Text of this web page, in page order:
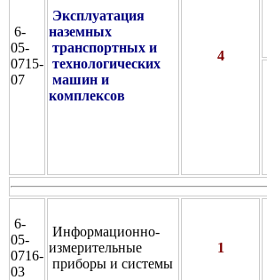
6-
05-
0715-
07
Эксплуатация
наземных
транспортных и
технологических
машин и
комплексов
4
6-
05-
0716-
03
Информационно-
измерительные
приборы и системы
1